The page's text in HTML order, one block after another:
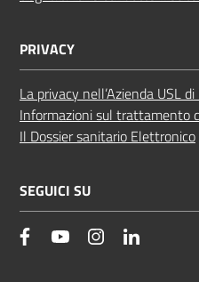
PRIVACY
La privacy nell’Azienda USL
Informazioni sul trattamento
Il Dossier sanitario Elettronico
SEGUICI SU
facebookYouTube Instagram